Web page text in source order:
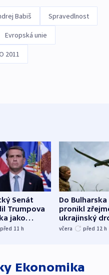
Babiš Spravedlnost
Evropská unie
2011
Senát
Trumpova
jako
před 11 h
Do Bulharska
pronikl
ukrajinský
explodoval
včera před 12 h
Ekonomika